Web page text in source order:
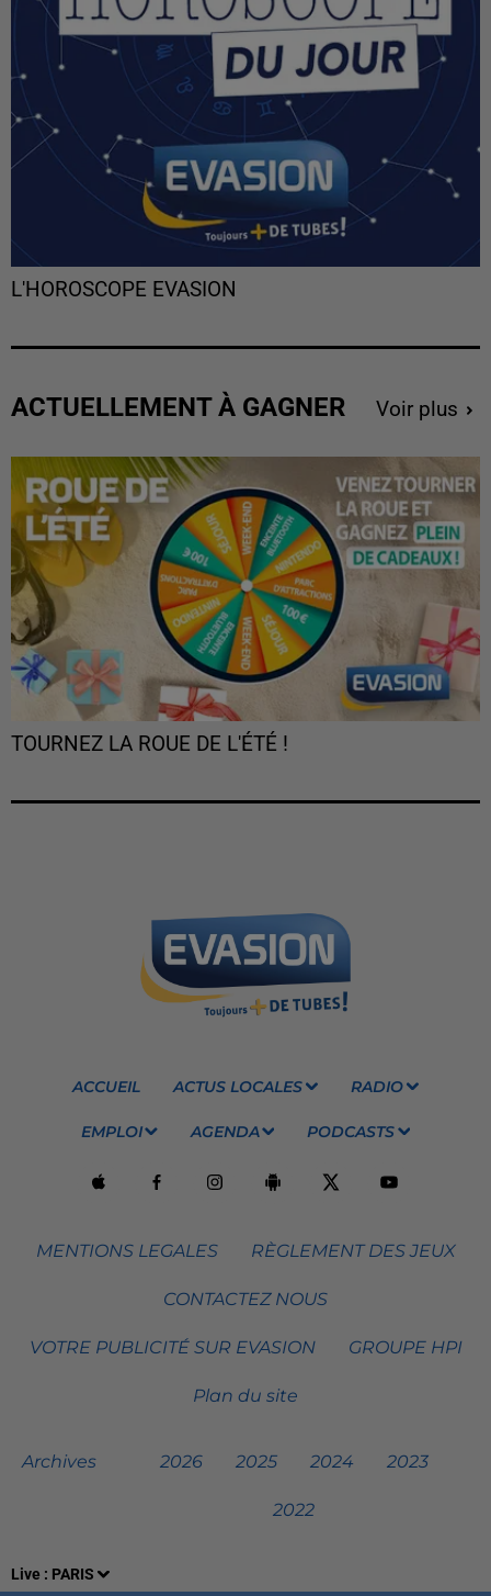
Live : PARIS
L'HOROSCOPE EVASION
ACTUELLEMENT À GAGNER Voir plus
TOURNEZ LA ROUE DE L'ÉTÉ !
ACCUEIL ACTUS LOCALES RADIO
EMPLOI AGENDA PODCASTS
MENTIONS LEGALES RÈGLEMENT DES JEUX
CONTACTEZ NOUS
VOTRE PUBLICITÉ SUR EVASION GROUPE HPI
Plan du site
Archives 2026 2025 2024 2023
2022